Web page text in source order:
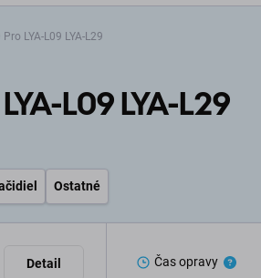
LYA-L09 LYA-L29
L09 LYA-L29
Ostatné
Detail Čas opravy